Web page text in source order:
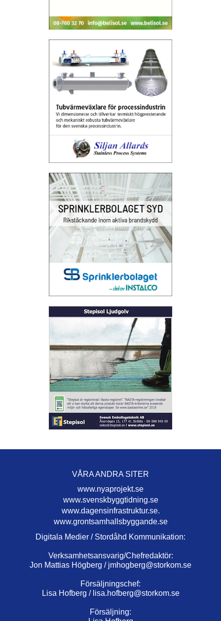
VÅRA ANDRA SITER
www.nyaprojekt.se
www.svenskbyggtidning.se
www.dagensinfrastruktur.se.
www.grontsamhallsbyggande.se
Digitala Medier / Stordåhd Kommunikation:
Verksamhetsansvarig/Chefredaktör:
Jon Mattias Högberg / jmhogberg@storkom.se
Försäljningschef:
Lisa Hofberg / lisa.hofberg@storkom.se
Försäljning: